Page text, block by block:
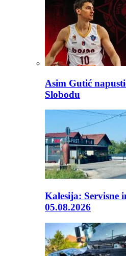
Asim Gutić
Slobodu
Kalesija: Servisne
05.08.2026